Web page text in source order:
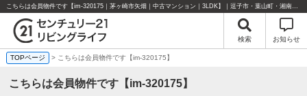
こちらは会員物件です【im-320175｜茅ヶ崎市矢畑｜中古マンション｜3LDK】｜逗子市・葉山町・湘南エリアの不動産のことならセンチュリー21リビングライフにお任せください！
検索 お知らせ
TOPページ > こちらは会員物件です【im-320175】
こちらは会員物件です【im-320175】